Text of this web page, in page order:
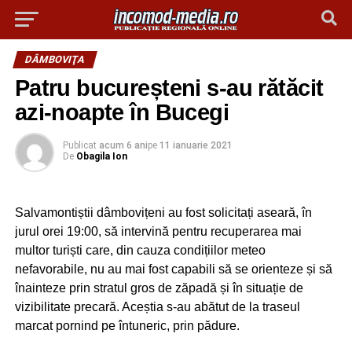
DÂMBOVIŢA
Patru bucureșteni s-au rătăcit
azi-noapte în Bucegi
Publicat acum 6 anipe 11 ianuarie 2021
De Obagila Ion
Salvamontiștii dâmbovițeni au fost solicitați aseară, în
jurul orei 19:00, să intervină pentru recuperarea mai
multor turiști care, din cauza condițiilor meteo
nefavorabile, nu au mai fost capabili să se orienteze și să
înainteze prin stratul gros de zăpadă și în situație de
vizibilitate precară. Aceștia s-au abătut de la traseul
marcat pornind pe întuneric, prin pădure.